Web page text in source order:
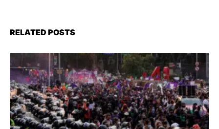
RELATED POSTS